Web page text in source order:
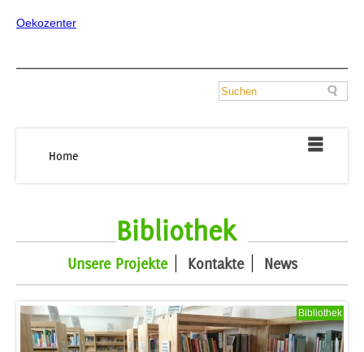
Oekozenter
Home
Bibliothek
Unsere Projekte Kontakte News
Bibliothek